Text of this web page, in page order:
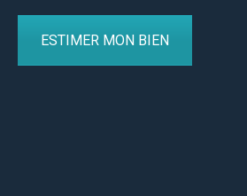
ESTIMER MON BIEN